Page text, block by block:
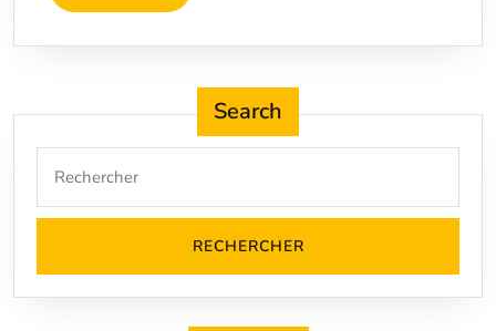
L'article
Search
for: